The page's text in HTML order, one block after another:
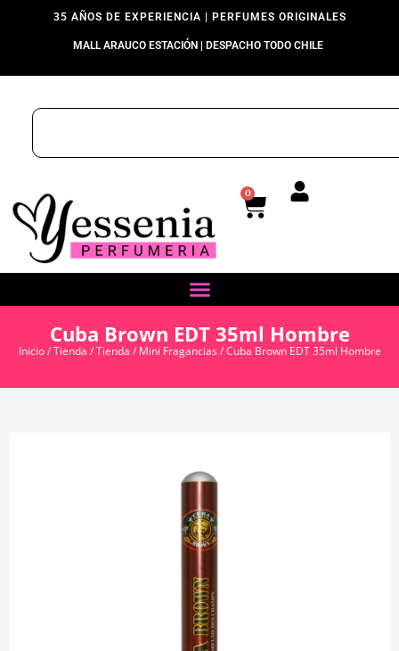
35 AÑOS DE EXPERIENCIA | PERFUMES ORIGINALES
MALL ARAUCO ESTACIÓN | DESPACHO TODO CHILE
0
Cuba Brown EDT 35ml Hombre
Inicio/Tienda /Tienda / Mini Fragancias/ Cuba Brown EDT 35ml Hombre